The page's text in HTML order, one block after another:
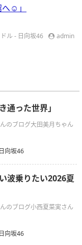
☺️」
ル - 日向坂46 admin
通った世界」
のブログ大田美月ちゃん
向坂46
波乗りたい2026夏‪
のブログ小西夏菜実さん
向坂46